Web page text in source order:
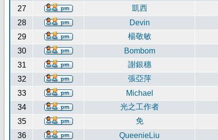
27
凱西
28
Devin
29
楊敬敏
30
Bombom
31
謝銀穗
32
張亞萍
33
Michael
34
光之工作者
35
免
36
QueenieLiu